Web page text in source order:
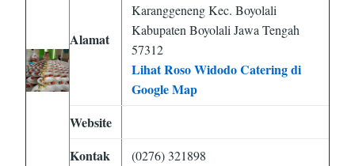
Alamat
Karanggeneng Kec. Boyolali
Kabupaten Boyolali Jawa Tengah
57312
Lihat Roso Widodo Catering di
Google Map
Website
Kontak
(0276) 321898